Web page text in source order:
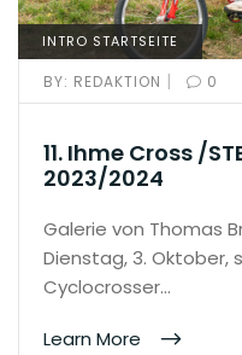
INTRO STARTSEITE
BY: REDAKTION | 0
11. Ihme Cross /
2023/2024
Galerie von Thomas
Dienstag, 3. Oktober,
Cyclocrosser…
Learn More